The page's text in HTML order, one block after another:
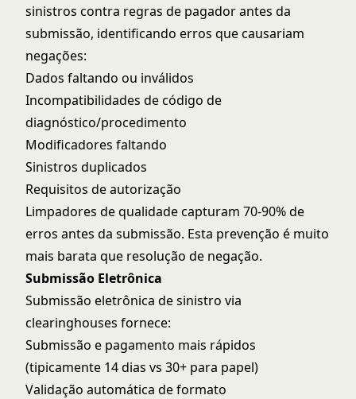
sinistros contra regras de pagador antes da
submissão, identificando erros que causariam
negações:
Dados faltando ou inválidos
Incompatibilidades de código de
diagnóstico/procedimento
Modificadores faltando
Sinistros duplicados
Requisitos de autorização
Limpadores de qualidade capturam 70-90% de
erros antes da submissão. Esta prevenção é muito
mais barata que resolução de negação.
Submissão Eletrônica
Submissão eletrônica de sinistro via
clearinghouses fornece:
Submissão e pagamento mais rápidos
(tipicamente 14 dias vs 30+ para papel)
Validação automática de formato